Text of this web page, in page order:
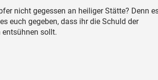
nicht gegessen an heiliger Stätte? Denn
euch gegeben, dass ihr die Schuld der
entsühnen sollt.